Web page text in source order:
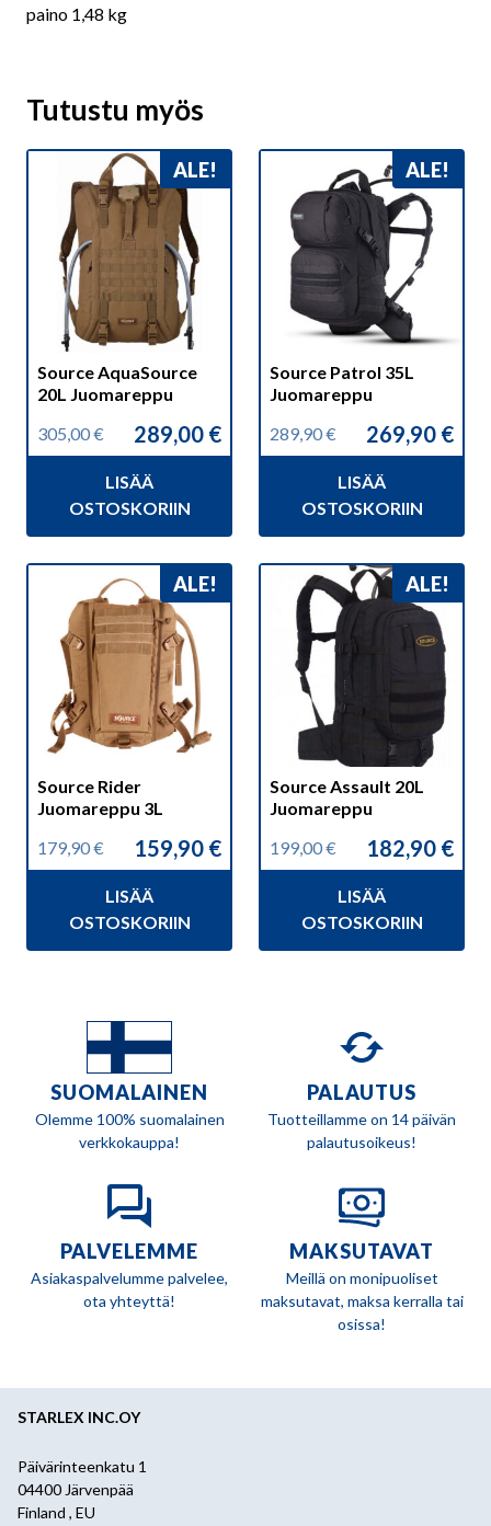
paino 1,48 kg
Tutustu myös
ALE!
Source AquaSource
20L Juomareppu
305,00€
Alkuperäinen
305,00 €.
289,00 €
Nykyinen
289,00 €.
LISÄÄ
OSTOSKORIIN
ALE!
Source Patrol 35L
Juomareppu
289,90€
Alkuperäinen
289,90 €.
269,90 €
Nykyinen
269,90 €.
LISÄÄ
OSTOSKORIIN
ALE!
Source Rider
Juomareppu 3L
179,90€
Alkuperäinen
179,90 €.
159,90 €
Nykyinen
159,90 €.
LISÄÄ
OSTOSKORIIN
ALE!
Source Assault 20L
Juomareppu
199,00€
Alkuperäinen
199,00 €.
182,90 €
Nykyinen
182,90 €.
LISÄÄ
OSTOSKORIIN
SUOMALAINEN
Olemme 100% suomalainen
verkkokauppa!
PALAUTUS
Tuotteillamme on 14 päivän
palautusoikeus!
PALVELEMME
Asiakaspalvelumme palvelee,
ota yhteyttä!
MAKSUTAVAT
Meillä on monipuoliset
maksutavat, maksa kerralla tai
osissa!
STARLEX INC.OY
Päivärinteenkatu 1
04400 Järvenpää
Finland , EU